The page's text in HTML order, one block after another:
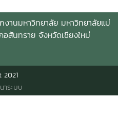
านมหาวิทยาลัย มหาวิทยาลัยแม่
สันทราย จังหวัดเชียงใหม่
2021
ระบบ